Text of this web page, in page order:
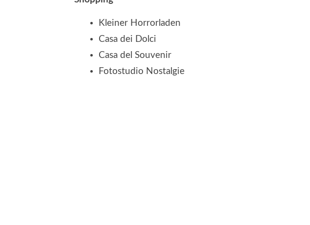
Kleiner Horrorladen
Casa dei Dolci
Casa del Souvenir
Fotostudio Nostalgie